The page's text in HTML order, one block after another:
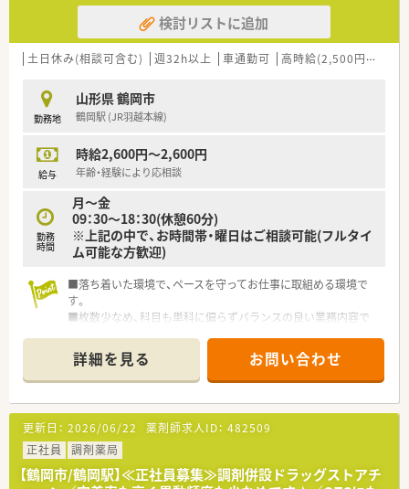
か、
調剤過誤防止機能を高め、患者様と働くスタッフを守っていま
す。
システム改修が必要な制度変更があった場合も、迅速に対応でき
★刷新された新規採用者研修
中途入社ならではの悩みを解消し、さくら薬局グループのビジョ
同期入社の方との繋がりを踏まえ、『さくら薬局の薬剤師』とし
て、安心してキャリアをスタートいただくための研修です。
門の体系的な研修をご用意。
安心して飛び込める体制が整備されています。
★業界トップクラスの認定薬局数と盤石化を図る組織体制
です。
がん診療連携拠点病院等との密な連携を行いつつ、より高度な薬
学管理や、
高い専門性が求められる特殊な調剤に対応できる専門医療機関
連携薬局も取得しています。
本社から業界動向などの情報が常に発信されており、患者様や医
療機関と信頼関係を築きやすい体制があるのも認定薬局が増え
ている理由の1つです。
★安心して働ける環境と福利厚生制度
年間休日が「126日相当時間」と業界トップクラスのさくら薬局
では産休・育休の希望取得率も100％！長く働き続けるための環
境づくりを考え、ライフステージに応じた福利厚生をご用意して
検討リストに追加
土日休み(相談可含む) 週32h以上 車通勤可 高時給(2,500円以上)
勤務地
山形県 鶴岡市
鶴岡駅 (JR羽越本線)
給与
時給2,600円～2,600円
年齢・経験により応相談
勤務
時間
月～金
09：30～18：30(休憩60分)
※上記の中で、お時間帯・曜日はご相談可能(フルタイ
ム可能な方歓迎)
■落ち着いた環境で、ペースを守ってお仕事に取組める環境で
す。
■枚数少なめ、科目も単科に偏らずバランスの良い業務内容で
■スキル維持にもぴったりのドラッグストアです。
詳細を見る お問い合わせ
更新日： 2026/06/22 薬剤師求人ID： 482509
正社員
調剤薬局
【鶴岡市/鶴岡駅】≪正社員募集≫調剤併設ドラッグストアチ